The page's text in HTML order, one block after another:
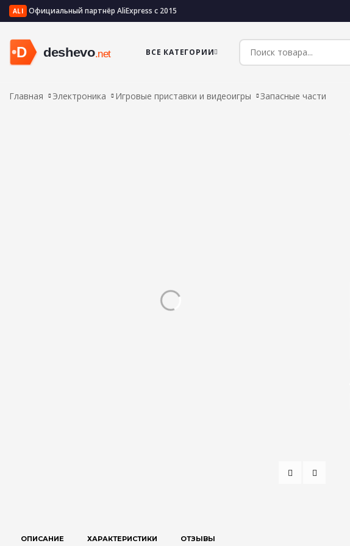
ALI Официальный партнёр AliExpress с 2015
ВСЕ КАТЕГОРИИ
Главная Электроника Игровые приставки и видеоигры Запасные части
ОПИСАНИЕ ХАРАКТЕРИСТИКИ ОТЗЫВЫ